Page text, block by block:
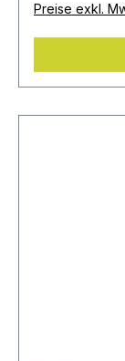
Preise exkl.